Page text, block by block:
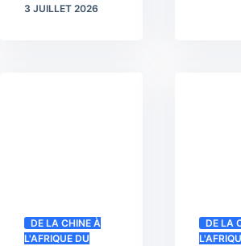
3 JUILLET 2026
DE LA CHINE À
L'AFRIQUE DU
DE LA